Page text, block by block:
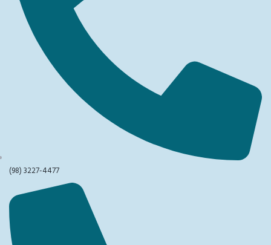
(98) 3227-4477